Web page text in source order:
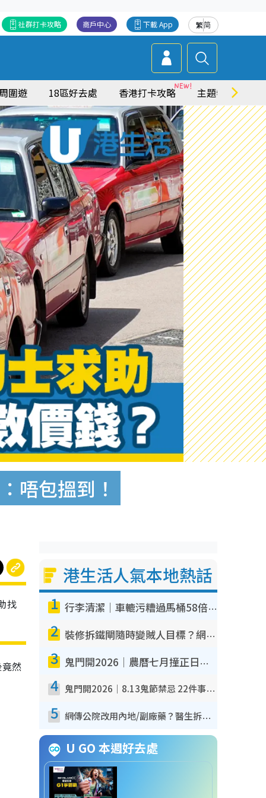
繁简
下載 App
商戶中心
社群打卡攻略
圍遊 18區好去處 香港打卡攻略 主題特集
唔包搵到！
找
然
港生活人氣本地熱話
1 行李清潔｜車轆污糟過馬桶58倍！專家警告忌用酒精抹 教1招免污手除菌
2 裝修拆鐵閘隨時變賊人目標？網民揭2大關鍵用途：裝新式等於白裝？附新舊鐵閘分別
3 鬼門開2026｜農曆七月撞正日全食特別邪？專家警告切忌做一事！揭4大禁忌+2招保平安
4 鬼門開2026｜8.13鬼節禁忌 22件事唔做得！燒肉、刺身要少食？半夜勿吹口哨/打呢個電話
5 網傳公院改用內地/副廠藥？醫生拆解正副廠分別 揭4類人換藥隨時出事
U GO 本週好去處